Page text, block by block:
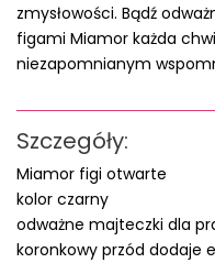
zmysłowości. Bądź
figami Miamor każda
niezapomnianym
Szczegóły:
Miamor figi otwarte
kolor czarny
odważne majteczki dla
koronkowy przód dodaje